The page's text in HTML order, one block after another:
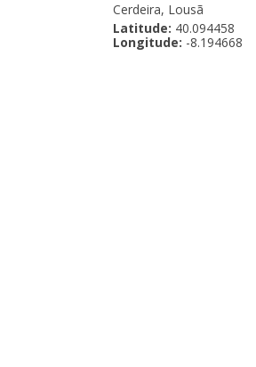
Cerdeira, Lousã
Latitude: 40.094458
Longitude: -8.194668